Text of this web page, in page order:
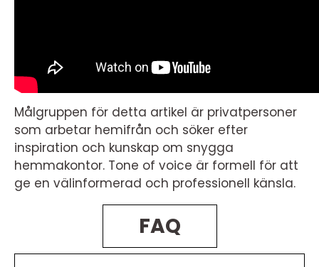
Målgruppen för detta artikel är privatpersoner
som arbetar hemifrån och söker efter
inspiration och kunskap om snygga
hemmakontor. Tone of voice är formell för att
ge en välinformerad och professionell känsla.
FAQ